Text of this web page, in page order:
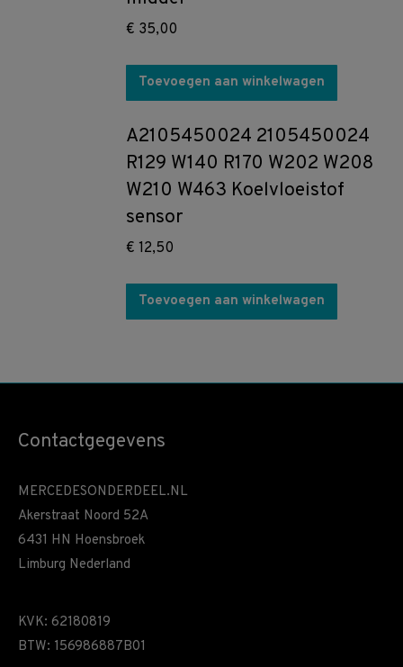
€ 35,00
Toevoegen aan winkelwagen
A2105450024 2105450024
R129 W140 R170 W202 W208
W210 W463 Koelvloeistof
sensor
€ 12,50
Toevoegen aan winkelwagen
Contactgegevens
MERCEDESONDERDEEL.NL
Akerstraat Noord 52A
6431 HN Hoensbroek
Limburg Nederland
KVK: 62180819
BTW: 156986887B01